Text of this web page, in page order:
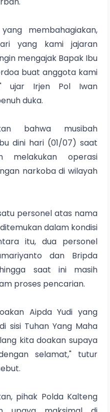
membahagiakan,
yang kami jajaran
mengajak Bapak Ibu
buat anggota kami
ujar Irjen Pol Iwan
duka.
bahwa musibah
dini hari (01/07) saat
melakukan operasi
narkoba di wilayah
personel atas nama
dalam kondisi
itu, dua personel
dan Bripda
saat ini masih
proses pencarian.
Aipda Yudi yang
sisi Tuhan Yang Maha
kita doakan supaya
selamat," tutur
pihak Polda Kalteng